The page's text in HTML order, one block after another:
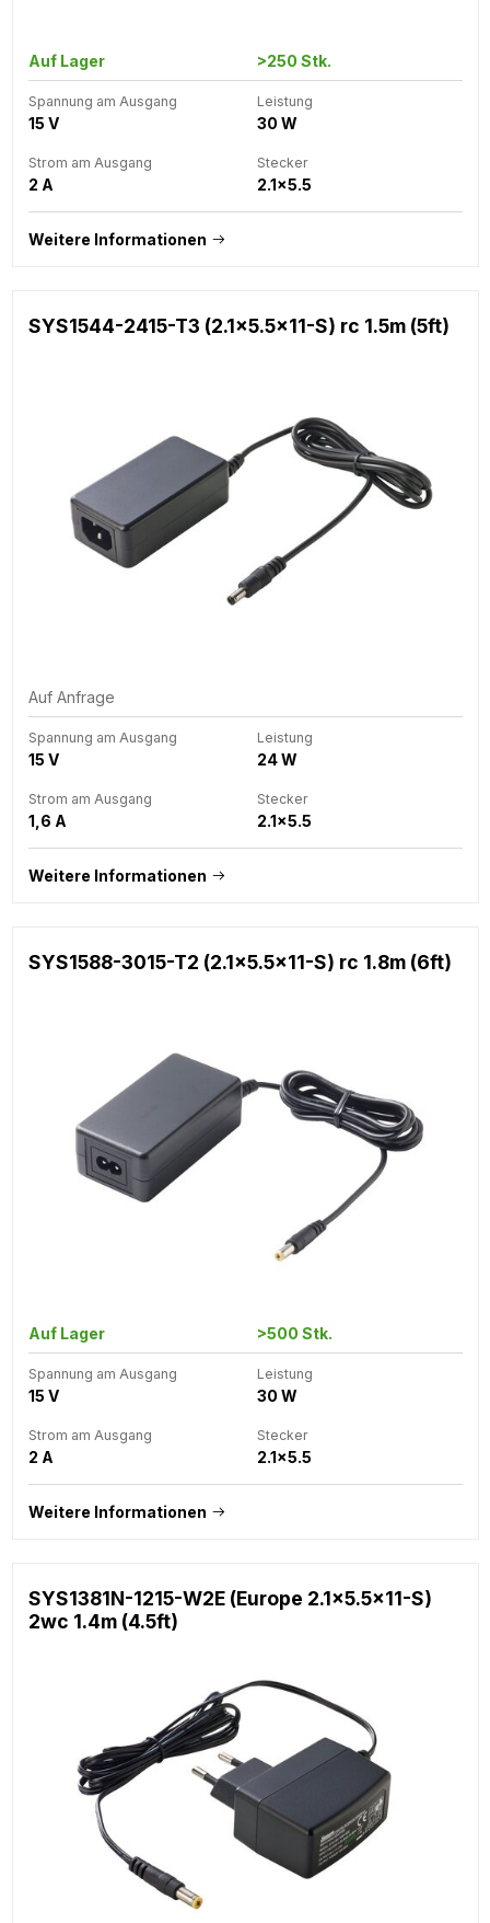
Auf Lager >250 Stk.
Spannung am Ausgang
15 V
Leistung
30 W
Strom am Ausgang
2 A
Stecker
2.1x5.5
Weitere Informationen
SYS1544-2415-T3 (2.1x5.5x11-S) rc 1.5m (5ft)
Auf Anfrage
Spannung am Ausgang
15 V
Leistung
24 W
Strom am Ausgang
1,6 A
Stecker
2.1x5.5
Weitere Informationen
SYS1588-3015-T2 (2.1x5.5x11-S) rc 1.8m (6ft)
Auf Lager >500 Stk.
Spannung am Ausgang
15 V
Leistung
30 W
Strom am Ausgang
2 A
Stecker
2.1x5.5
Weitere Informationen
SYS1381N-1215-W2E (Europe 2.1x5.5x11-S)
2wc 1.4m (4.5ft)